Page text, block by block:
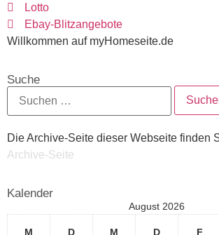
Lotto
Ebay-Blitzangebote
Willkommen auf myHomeseite.de
Suche
Die Archive-Seite dieser Webseite finden
Archive-Seite
Kalender
August 2026
M D M D F